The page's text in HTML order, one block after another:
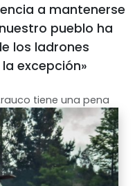
a mantenerse
pueblo ha
los ladrones
excepción»
tiene una pena